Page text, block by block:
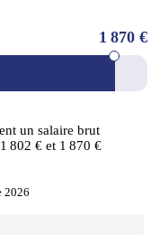
1 870 €
un salaire brut
802 € et 1 870 €
2026